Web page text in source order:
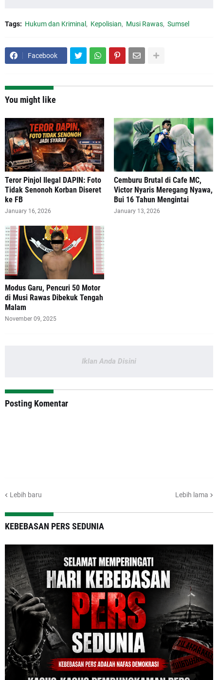
Tags: Hukum dan Kriminal Kepolisian Musi Rawas Sumsel
Facebook
You might like
Teror Pinjol Ilegal DAPIN: Foto
Tidak Senonoh Korban Diseret
ke FB
January 16, 2026
Cemburu Brutal di Cafe MC,
Victor Nyaris Meregang Nyawa,
Bui 16 Tahun Mengintai
January 13, 2026
Modus Garu, Pencuri 50 Motor
di Musi Rawas Dibekuk Tengah
Malam
November 09, 2025
Iklan Anda Disini
Posting Komentar
Lebih baru Lebih lama
KEBEBASAN PERS SEDUNIA